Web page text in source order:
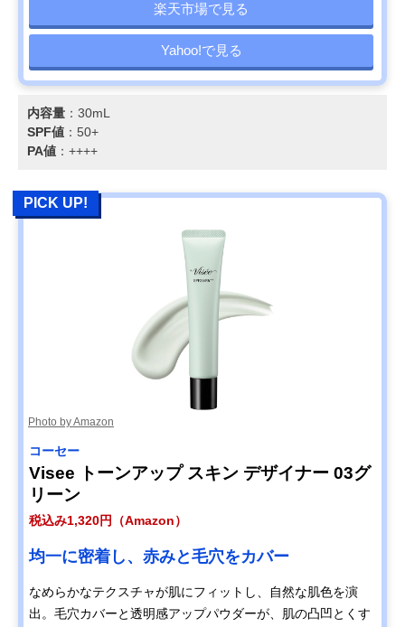
楽天市場で見る
Yahoo!で見る
内容量 ：30mL
SPF値 ：50+
PA値 ：++++
PICK UP!
Photo by Amazon
コーセー
Visee トーンアップ スキン デザイナー 03グ
リーン
税込み1,320円（Amazon）
均一に密着し、赤みと毛穴をカバー
なめらかなテクスチャが肌にフィットし、自然な肌色を演
出。毛穴カバーと透明感アップパウダーが、肌の凸凹とくす